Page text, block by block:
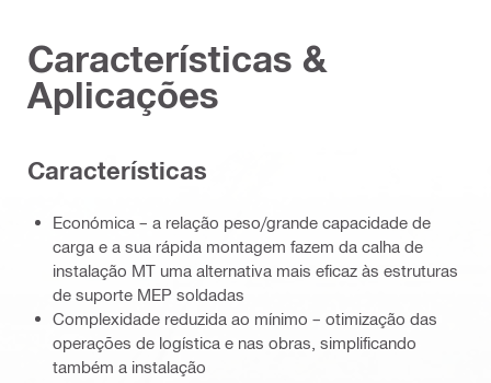
Características &
Aplicações
Características
Económica – a relação peso/grande capacidade de
carga e a sua rápida montagem fazem da calha de
instalação MT uma alternativa mais eficaz às estruturas
de suporte MEP soldadas
Complexidade reduzida ao mínimo – otimização das
operações de logística e nas obras, simplificando
também a instalação